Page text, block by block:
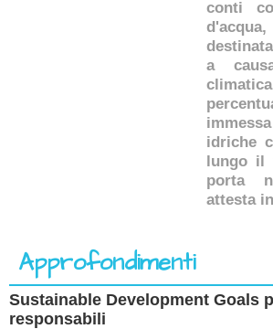
conti
a
idriche
lungo il
porta
attesta
Approfondimenti
Sustainable Development Goals
responsabili